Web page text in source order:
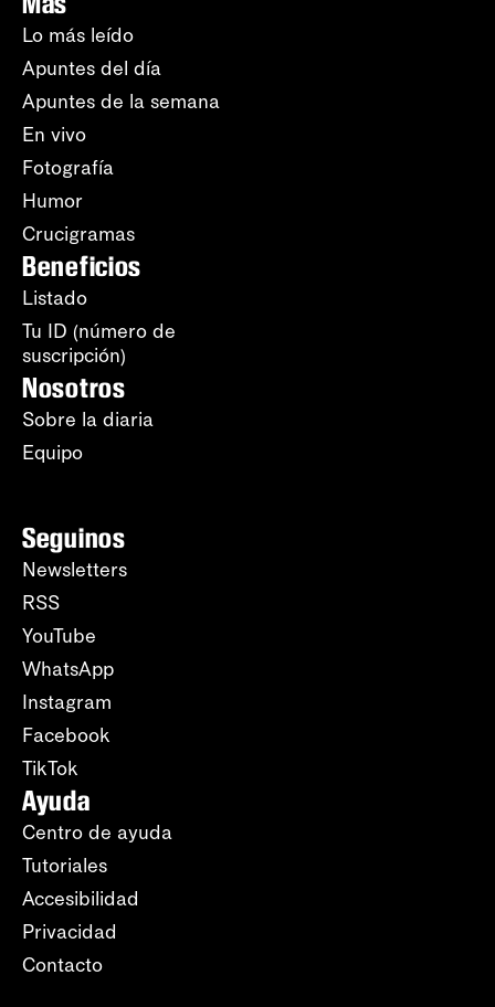
Lo más leído
Apuntes del día
Apuntes de la semana
En vivo
Fotografía
Humor
Crucigramas
Beneficios
Listado
Tu ID (número de
suscripción)
Nosotros
Sobre la diaria
Equipo
Seguinos
Newsletters
RSS
YouTube
WhatsApp
Instagram
Facebook
TikTok
Ayuda
Centro de ayuda
Tutoriales
Accesibilidad
Privacidad
Contacto